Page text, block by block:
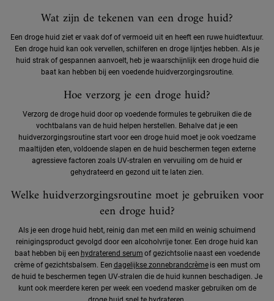
Wat zijn de tekenen van een droge huid?
Een droge huid ziet er vaak dof of vermoeid uit en heeft een ruwe huidtextuur.
Een droge huid kan ook vervellen, schilferen en droge lijntjes hebben. Als je
huid strak of gespannen aanvoelt, heb je waarschijnlijk een droge huid die
baat kan hebben bij een voedende huidverzorgingsroutine.
Hoe verzorg je een droge huid?
Verzorg de droge huid door op voedende formules te gebruiken die de
vochtbalans van de huid helpen herstellen. Behalve dat je een
huidverzorgingsroutine start voor een droge huid moet je ook voedzame
maaltijden eten, voldoende slapen en de huid beschermen tegen externe
agressieve factoren zoals UV-stralen en vervuiling om de huid er
gehydrateerd en gezond uit te laten zien.
Welke huidverzorgingsroutine moet je gebruiken voor
een droge huid?
Als je een droge huid hebt, reinig dan met een mild en weinig schuimend
reinigingsproduct gevolgd door een alcoholvrije toner. Een droge huid kan
baat hebben bij een hydraterend serum of gezichtsolie naast een voedende
crème of gezichtsbalsem. Een dagelijkse zonnebrandcrèmeis een must om
de huid te beschermen tegen UV-stralen die de huid kunnen beschadigen. Je
kunt ook meerdere keren per week een voedend masker gebruiken om de